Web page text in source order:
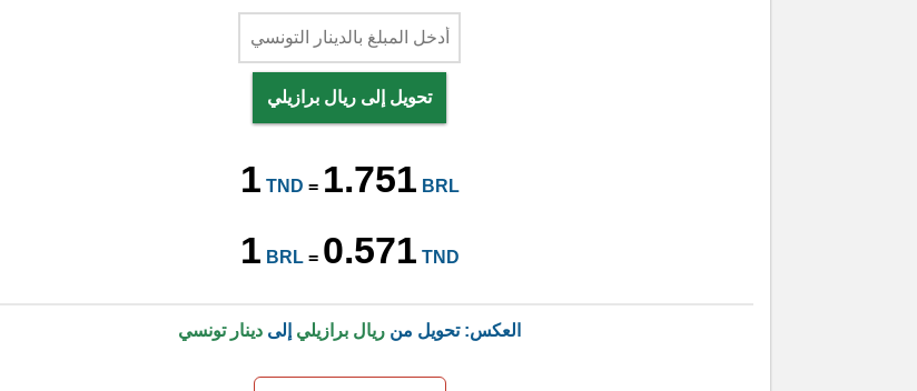
تحويل إلى ريال برازيلي
1 TND = 1.751 BRL
1 BRL= 0.571 TND
العكس: تحويل من ريال برازيلي إلى دينار تونسي